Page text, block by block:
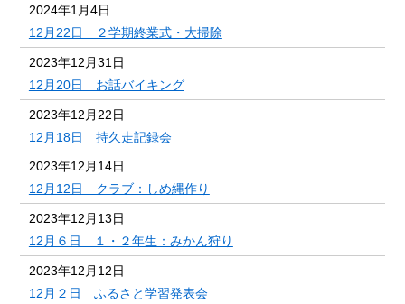
2024年1月4日
12月22日 ２学期終業式・大掃除
2023年12月31日
12月20日 お話バイキング
2023年12月22日
12月18日 持久走記録会
2023年12月14日
12月12日 クラブ：しめ縄作り
2023年12月13日
12月６日 １・２年生：みかん狩り
2023年12月12日
12月２日 ふるさと学習発表会